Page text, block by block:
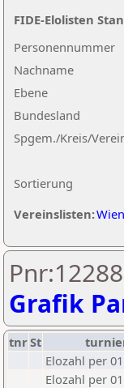
Nachname
Ebene
Sortierung
Personennummer
Bundesland
Spgem./Kreis/
Vereinslisten:Wien
FIDE-Elolisten
Grafik
tnrSt
Elozahl per
Elozahl per